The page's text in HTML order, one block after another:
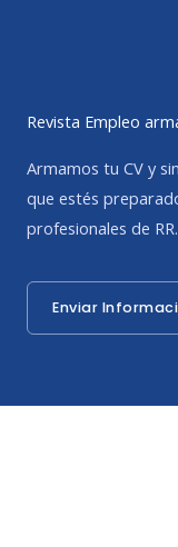
Revista Empleo
Armamos tu CV y
que estés
profesionales de
Enviar